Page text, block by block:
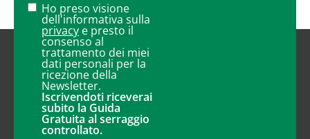
Ho preso visione
dell'informativa sulla
privacy e presto il
consenso al
trattamento dei miei
dati personali per la
ricezione della
Newsletter.
Iscrivendoti riceverai
subito la Guida
Gratuita al serraggio
controllato.